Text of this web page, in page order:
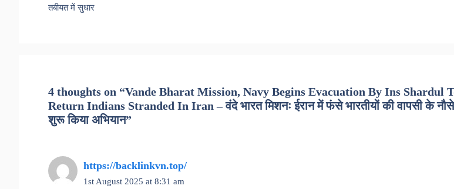
तबीयत में सुधार
4 thoughts on “Vande Bharat Mission, Navy Begins Evacuation By Ins Shardul
Return Indians Stranded In Iran – वंदे भारत मिशनः ईरान में फंसे भारतीयों की वापसी के
शुरू किया अभियान”
https://backlinkvn.top/
1st August 2025 at 8:31 am